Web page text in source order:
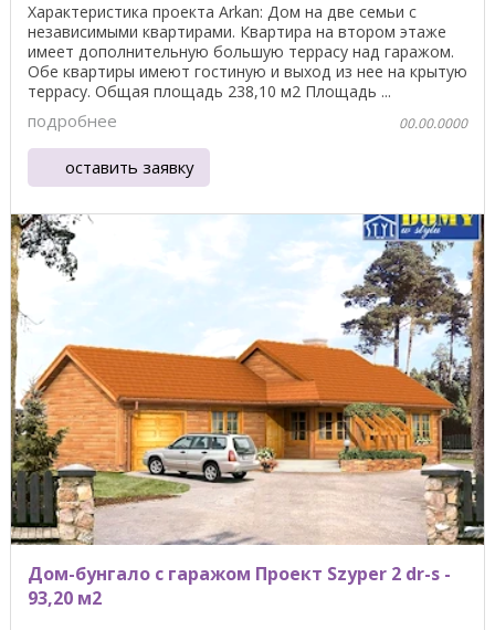
Характеристика проекта Arkan: Дом на две семьи с
независимыми квартирами. Квартира на втором этаже
имеет дополнительную большую террасу над гаражом.
Обе квартиры имеют гостиную и выход из нее на крытую
террасу. Общая площадь 238,10 м2 Площадь ...
подробнее 00.00.0000
оставить заявку
Дом-бунгало с гаражом Проект Szyper 2 dr-s -
93,20 м2